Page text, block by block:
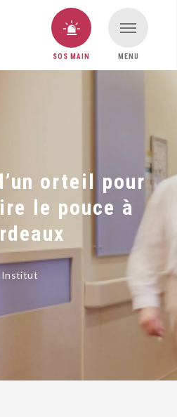
SOS MAIN
URGENCE MAIN ?
MENU
orteil pour
le pouce à
Institut